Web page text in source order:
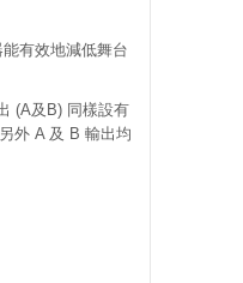
有效地減低舞台
(A及B) 同樣設有
外 A 及 B 輸出均